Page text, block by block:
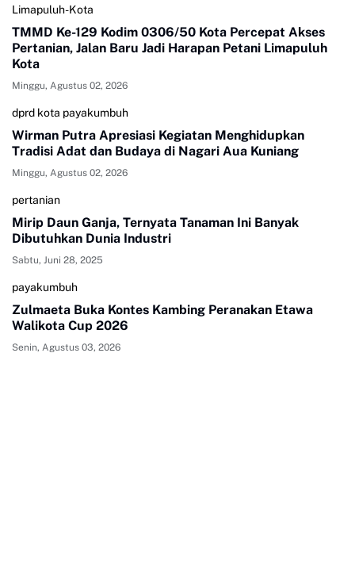
Limapuluh-Kota
TMMD Ke-129 Kodim 0306/50 Kota Percepat Akses
Pertanian, Jalan Baru Jadi Harapan Petani Limapuluh
Kota
Minggu, Agustus 02, 2026
dprd kota payakumbuh
Wirman Putra Apresiasi Kegiatan Menghidupkan
Tradisi Adat dan Budaya di Nagari Aua Kuniang
Minggu, Agustus 02, 2026
pertanian
Mirip Daun Ganja, Ternyata Tanaman Ini Banyak
Dibutuhkan Dunia Industri
Sabtu, Juni 28, 2025
payakumbuh
Zulmaeta Buka Kontes Kambing Peranakan Etawa
Walikota Cup 2026
Senin, Agustus 03, 2026